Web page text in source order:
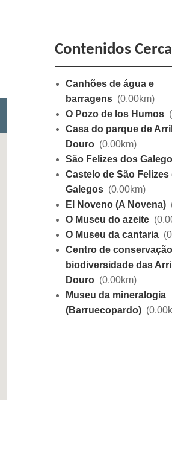
Contenidos
Canhões de água e
barragens (0.00km)
O Pozo de los Humos
Casa do parque de
Douro (0.00km)
São Felizes dos
Castelo de São Felizes
Galegos (0.00km)
El Noveno (A Novena)
O Museu do azeite
O Museu da cantaria
Centro de
biodiversidade das
Douro (0.00km)
Museu da mineralogia
(Barruecopardo)